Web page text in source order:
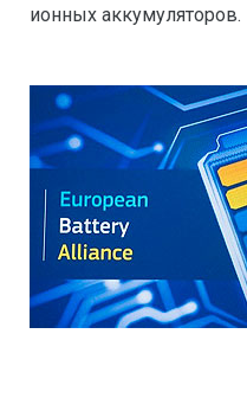
ионных аккумуляторов.